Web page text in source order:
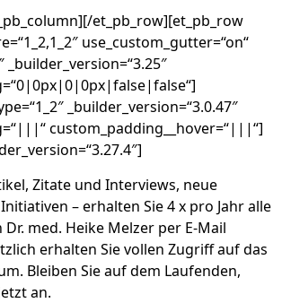
et_pb_row][et_pb_row
use_custom_gutter=“on“
_builder_version=“3.0.47″
custom_padding__hover=“|||“]
Zitate und Interviews, neue
– erhalten Sie 4 x pro Jahr alle
med. Heike Melzer per E-Mail
erhalten Sie vollen Zugriff auf das
Bleiben Sie auf dem Laufenden,
an.